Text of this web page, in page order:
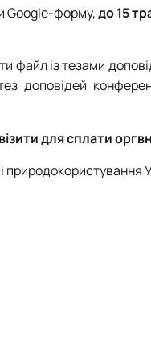
Google-форму,до 15
файл із тезами
доповідей
для сплати
природокористування